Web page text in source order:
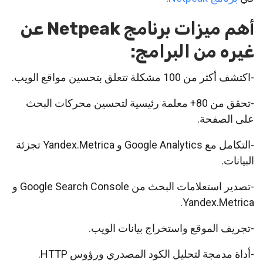
أهم ميزات برنامج Netpeak عن
غيره من البرامج:
-اكتشف أكثر من 100 مشكلة تتعلق بتحسين مواقع الويب.
-تحقق من 80+ معلمة رئيسية لتحسين محركات البحث
على الصفحة.
-التكامل مع Google Analytics و Yandex.Metrica تجزئة
البيانات.
-تصدير استعلامات البحث من Google Search Console و
Yandex.Metrica.
-تجريف الموقع واستخراج بيانات الويب.
-أداة مدمجة لتحليل الكود المصدري ورؤوس HTTP.